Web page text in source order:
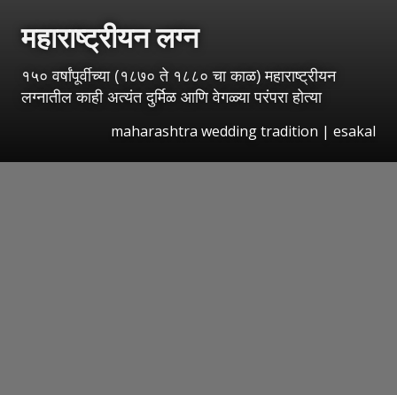
महाराष्ट्रीयन लग्न
१५० वर्षांपूर्वीच्या (१८७० ते १८८० चा काळ) महाराष्ट्रीयन
लग्नातील काही अत्यंत दुर्मिळ आणि वेगळ्या परंपरा होत्या
maharashtra wedding tradition | esakal